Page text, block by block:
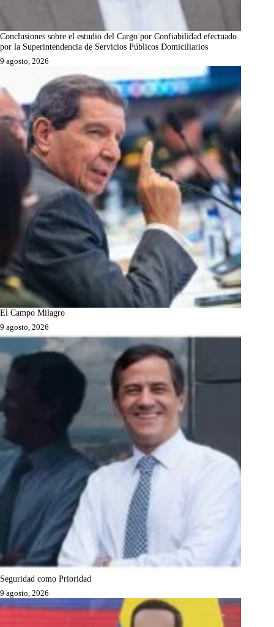
Conclusiones sobre el estudio del Cargo por Confiabilidad efectuado
por la Superintendencia de Servicios Públicos Domiciliarios
9 agosto, 2026
El Campo Milagro
9 agosto, 2026
Seguridad como Prioridad
9 agosto, 2026